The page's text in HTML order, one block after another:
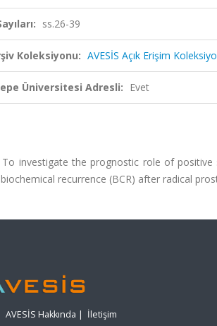
ss.26-39
Koleksiyonu: AVESİS Açık Erişim
Üniversitesi Adresli: Evet
To investigate the prognostic role of
recurrence (BCR) after radical
AVESİS Hakkında | İletişim